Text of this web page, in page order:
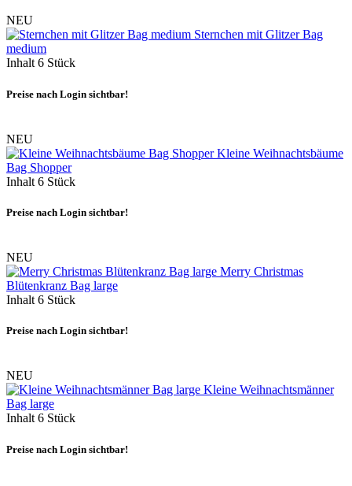
NEU
Sternchen mit Glitzer Bag
medium
Inhalt6 Stück
Preise nach Login sichtbar!
NEU
Kleine Weihnachtsbäume
Bag Shopper
Inhalt 6 Stück
Preise nach Login sichtbar!
NEU
Merry Christmas
Blütenkranz Bag large
Inhalt 6 Stück
Preise nach Login sichtbar!
NEU
Kleine Weihnachtsmänner
Bag large
Inhalt6 Stück
Preise nach Login sichtbar!